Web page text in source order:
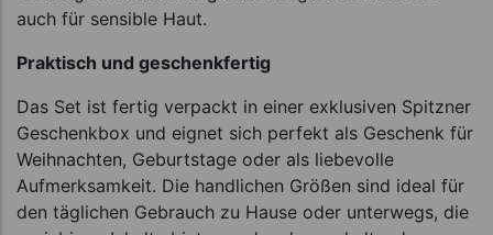
auch für sensible Haut.
Praktisch und geschenkfertig
Das Set ist fertig verpackt in einer exklusiven Spitzner
Geschenkbox und eignet sich perfekt als Geschenk für
Weihnachten, Geburtstage oder als liebevolle
Aufmerksamkeit. Die handlichen Größen sind ideal für
den täglichen Gebrauch zu Hause oder unterwegs, die